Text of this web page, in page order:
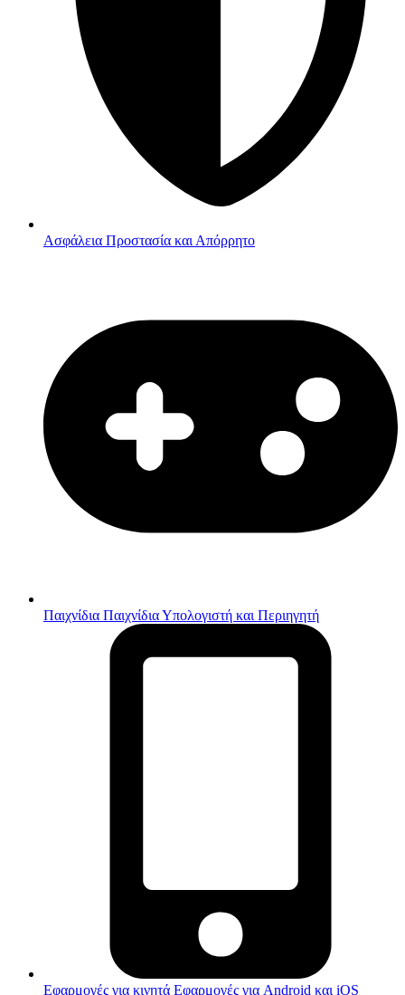
Ασφάλεια Προστασία και Απόρρητο
Παιχνίδια Παιχνίδια Υπολογιστή και Περιηγητή
Εφαρμογές για κινητά Εφαρμογές για Android και iOS